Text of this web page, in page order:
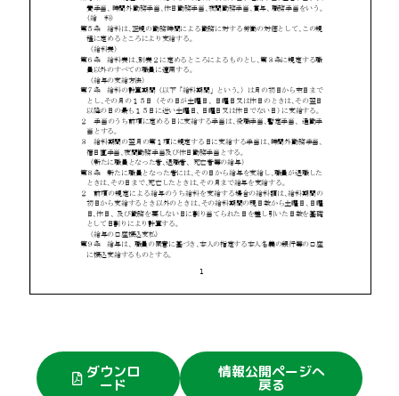
ダウンロ
ード
情報公開ページへ
戻る